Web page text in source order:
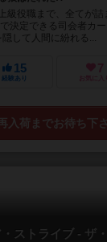
級役職まで、全てが
決定できる司会者カ
して人間に紛れる...
15
経験あり
7
お気に入り
入荷までお待ち下
ストライブ - ザ